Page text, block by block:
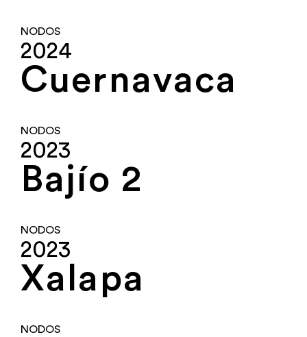
NODOS
2024
Cuernavaca
NODOS
2023
Bajío 2
NODOS
2023
Xalapa
NODOS